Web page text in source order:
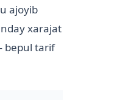
ajoyib
xarajat
bepul tarif